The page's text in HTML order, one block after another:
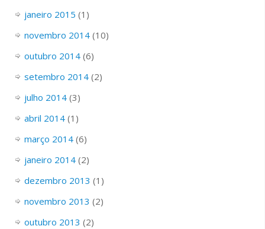
janeiro 2015 (1)
novembro 2014(10)
outubro 2014(6)
setembro 2014(2)
julho 2014(3)
abril 2014(1)
março 2014(6)
janeiro 2014(2)
dezembro 2013 (1)
novembro 2013 (2)
outubro 2013 (2)